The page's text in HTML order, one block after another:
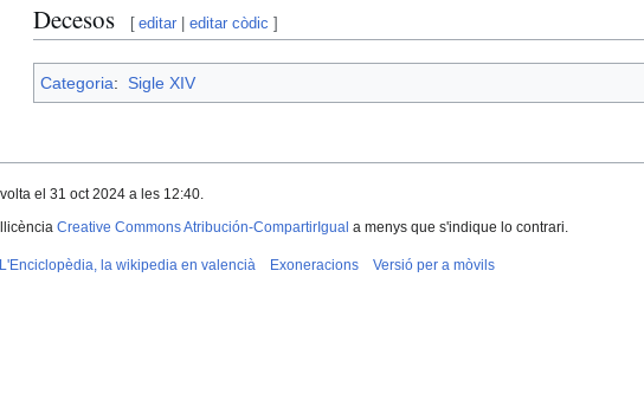
Decesos [ editar |editar còdic ]
Categoria: Sigle XIV
el 31 oct 2024 a les 12:40.
Creative Commons Atribución-CompartirIgual a menys que s'indique lo contrari.
la wikipedia en valencià Exoneracions Versió per a mòvils